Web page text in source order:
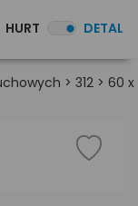
HURT DETAL
> 312 > 60 x